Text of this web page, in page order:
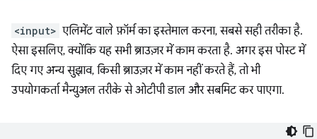
<input> एलिमेंट वाले फ़ॉर्म का इस्तेमाल करना, सबसे सही तरीका है.
ऐसा इसलिए, क्योंकि यह सभी ब्राउज़र में काम करता है. अगर इस पोस्ट में
दिए गए अन्य सुझाव, किसी ब्राउज़र में काम नहीं करते हैं, तो भी
उपयोगकर्ता मैन्युअल तरीके से ओटीपी डाल और सबमिट कर पाएगा.